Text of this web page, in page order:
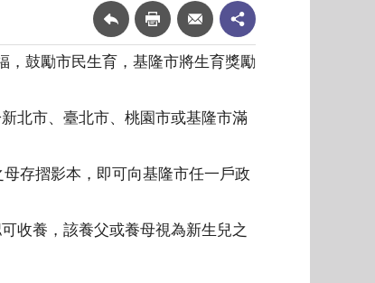
，鼓勵市民生育，基隆市將生育獎勵
北市、臺北市、桃園市或基隆市滿
存摺影本，即可向基隆市任一戶政
收養，該養父或養母視為新生兒之